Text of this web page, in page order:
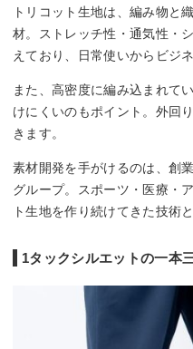
トリコット生地は、編み物と
材。ストレッチ性・通気性・
えており、日常使いからビジ
また、高密度に編み込まれて
けにくいのもポイント。外回
きます。
素材開発を手がけるのは、創
グループ。スポーツ・医療・
ト生地を作り続けてきた技術
1タックシルエットの一本